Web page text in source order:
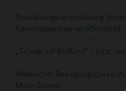
Verwaltungsvereinbarung
Ganztagsausbau veröffentlicht
„Schule auf EssKurs“ – jetzt
Hessischer Bewegungscheck
Main-Taunus